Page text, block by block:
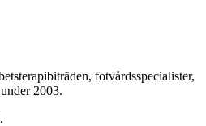
fotvårdsspecialister,
2003.